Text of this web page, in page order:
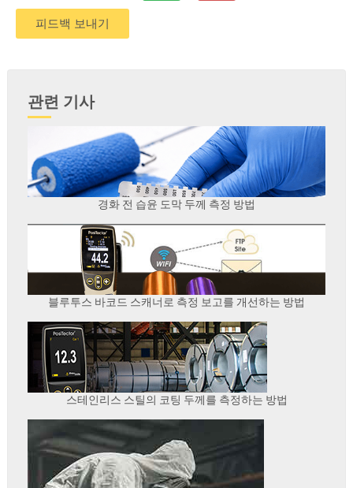
관련 기사
경화 전 습윤 도막 두께 측정 방법
블루투스 바코드 스캐너로 측정 보고를 개선하는 방법
스테인리스 스틸의 코팅 두께를 측정하는 방법